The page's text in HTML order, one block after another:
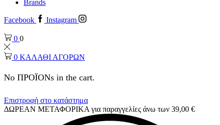
Brands
Facebook Instagram
0 0
0 ΚΑΛΑΘΙ ΑΓΟΡΩΝ
No ΠΡΟΪΟΝs in the cart.
Επιστροφή στο κατάστημα
ΔΩΡΕΑΝ ΜΕΤΑΦΟΡΙΚΑ για παραγγελίες άνω των 39,00 €